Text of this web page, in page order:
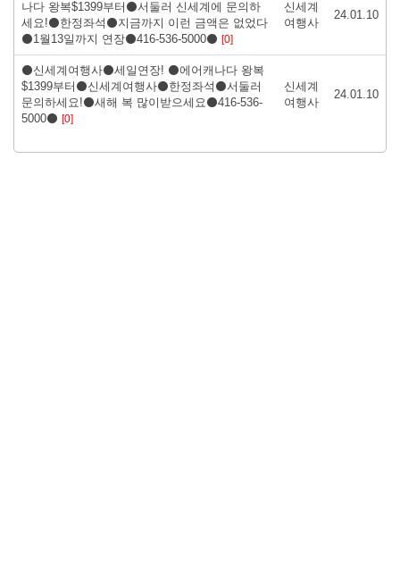
나다 왕복$1399부터⚫서둘러 신세계에 문의하
세요!⚫한정좌석⚫지금까지 이런 금액은 없었다
⚫1월13일까지 연장⚫416-536-5000⚫ [0]
신세계
여행사
24.01.10
⚫신세계여행사⚫세일연장! ⚫에어캐나다 왕복
$1399부터⚫신세계여행사⚫한정좌석⚫서둘러
문의하세요!⚫새해 복 많이받으세요⚫416-536-
5000⚫ [0]
신세계
여행사
24.01.10